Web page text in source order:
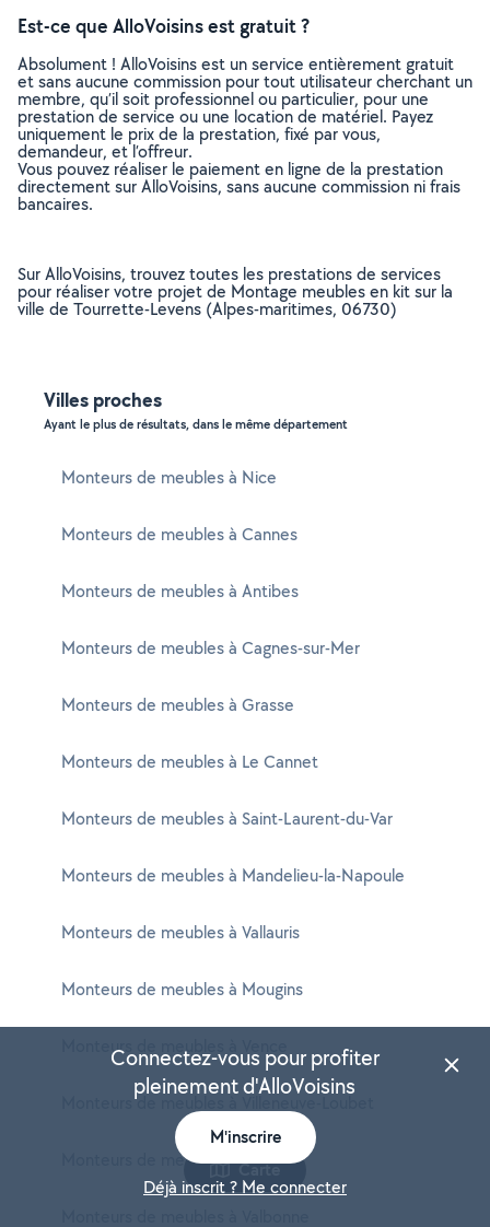
Est-ce que AlloVoisins est gratuit ?
Absolument ! AlloVoisins est un service entièrement gratuit
et sans aucune commission pour tout utilisateur cherchant un
membre, qu’il soit professionnel ou particulier, pour une
prestation de service ou une location de matériel. Payez
uniquement le prix de la prestation, fixé par vous,
demandeur, et l’offreur.
Vous pouvez réaliser le paiement en ligne de la prestation
directement sur AlloVoisins, sans aucune commission ni frais
bancaires.
Sur AlloVoisins, trouvez toutes les prestations de services
pour réaliser votre projet de Montage meubles en kit sur la
ville de Tourrette-Levens (Alpes-maritimes, 06730)
Villes proches
Ayant le plus de résultats, dans le même département
Monteurs de meubles à Nice
Monteurs de meubles à Cannes
Monteurs de meubles à Antibes
Monteurs de meubles à Cagnes-sur-Mer
Monteurs de meubles à Grasse
Monteurs de meubles à Le Cannet
Monteurs de meubles à Saint-Laurent-du-Var
Monteurs de meubles à Mandelieu-la-Napoule
Monteurs de meubles à Vallauris
Monteurs de meubles à Mougins
Monteurs de meubles à Vence
Monteurs de meubles à Villeneuve-Loubet
Monteurs de meubles à Menton
Carte
Connectez-vous pour profiter
pleinement d'AlloVoisins
M'inscrire
Déjà inscrit ? Me connecter